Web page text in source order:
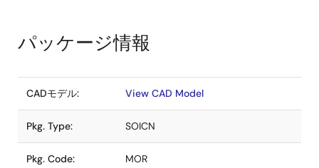
パッケージ情報
CADモデル: View CAD Model
Pkg. Type: SOICN
Pkg. Code: MOR